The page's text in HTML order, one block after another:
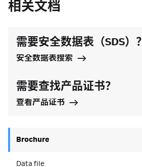
相关文档
需要安全数据表（SDS）？
安全数据表搜索
需要查找产品证书？
查看产品证书
Brochure
Data file